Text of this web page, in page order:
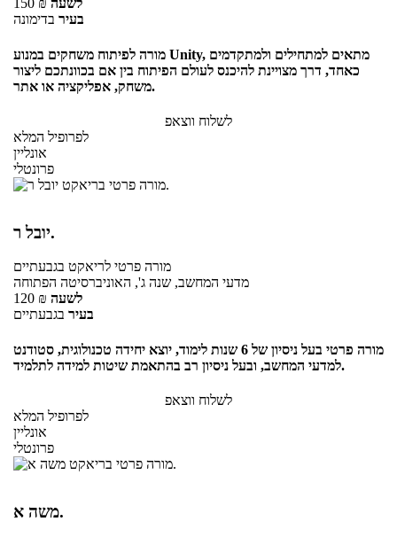
150 ₪ לשעה
בעיר בדימונה
מורה לפיתוח משחקים במנוע Unity, מתאים למתחילים ולמתקדמים
כאחד, דרך מצויינת להיכנס לעולם הפיתוח בין אם בכוונתכם ליצור
משחק, אפליקציה או אתר.
לשלוח ווצאפ
לפרופיל המלא
אונליין
פרונטלי
יובל ר.
מורה פרטי לריאקט בגבעתיים
מדעי המחשב, שנה ג', האוניברסיטה הפתוחה
120 ₪ לשעה
בעיר בגבעתיים
מורה פרטי בעל ניסיון של 6 שנות לימוד, יוצא יחידה טכנולוגית, סטודנט
למדעי המחשב, ובעל ניסיון רב בהתאמת שיטות למידה לתלמיד.
לשלוח ווצאפ
לפרופיל המלא
אונליין
פרונטלי
משה א.